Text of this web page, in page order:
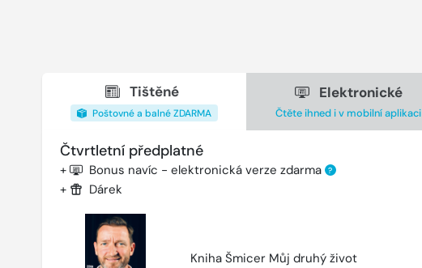
Tištěné
Poštovné a balné ZDARMA
Elektronické
Čtěte ihned i v mobilní aplikaci
Čtvrtletní předplatné
+ Bonus navíc - elektronická verze zdarma ?
+ Dárek
Kniha Šmicer Můj druhý život